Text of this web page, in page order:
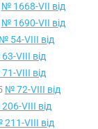
№ 1668-VII від
№ 1690-VII від
№ 54-VIII від
VIII від
VIII від
№ 72-VIII від
VIII від
VIII від